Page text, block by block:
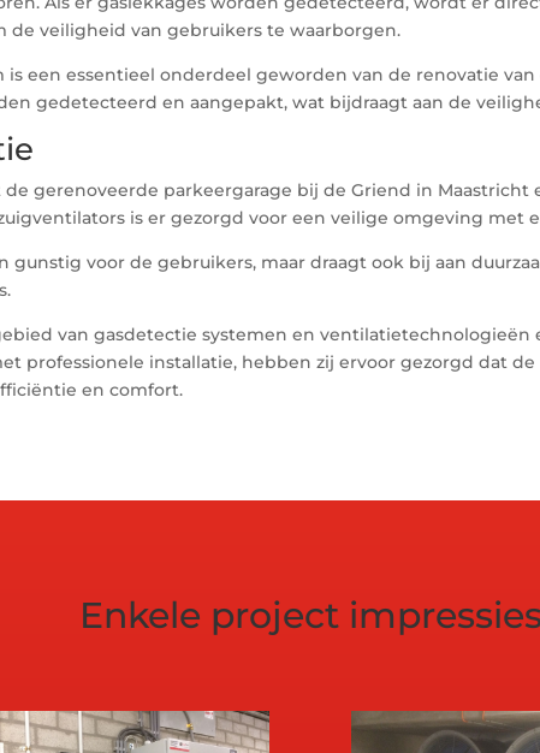
veiligheid van gebruikers te waarborgen.
een essentieel onderdeel geworden van de renovatie
gedetecteerd en aangepakt, wat bijdraagt aan de
gerenoveerde parkeergarage bij de Griend in
is er gezorgd voor een veilige omgeving met
gunstig voor de gebruikers, maar draagt ook bij aan
van gasdetectie systemen en
professionele installatie, hebben zij ervoor gezorgd dat
en comfort.
Enkele project impressies